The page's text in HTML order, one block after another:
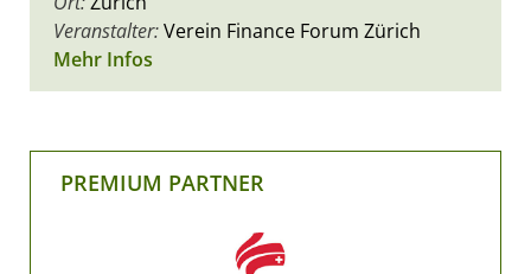
Veranstalter:Verein Finance Forum Zürich
Mehr Infos
PREMIUM PARTNER